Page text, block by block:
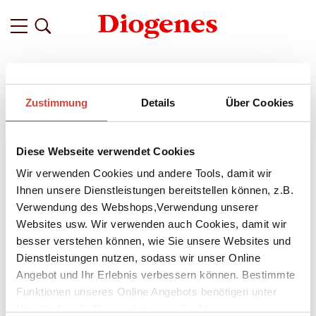
Zustimmung Details Über Cookies
Diese Webseite verwendet Cookies
Wir verwenden Cookies und andere Tools, damit wir
Ihnen unsere Dienstleistungen bereitstellen können, z.B.
Verwendung des Webshops,Verwendung unserer
Websites usw. Wir verwenden auch Cookies, damit wir
besser verstehen können, wie Sie unsere Websites und
Dienstleistungen nutzen, sodass wir unser Online
Angebot und Ihr Erlebnis verbessern können. Bestimmte
Funktionen unseres Online Angebots benötigen unter
Related Featured
vor 6 Monaten
Sehen wir uns am Vierzehnten?
Sie stellen sich vor, wie Sie dastehen werden. In polierten
Lackschuhen, das weiße Hemd frisch gebügelt, in einer Hand
die Pralinen, herzförmige Schachtel, klar, in der anderen
Hand den Strauß mit 100 roten Rosen. Sie stellen sich vor, wie
Ihr Date sich die seidenglänzenden Haare aus dem Gesicht
streicht, wie es mit seinem Kussmund lächelt, Sie begrüßt:
»...«